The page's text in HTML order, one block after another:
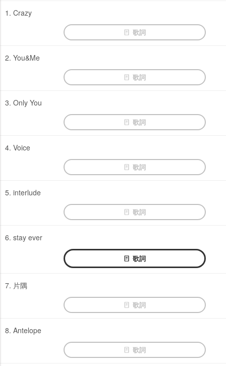
1. Crazy
歌詞
2. You&Me
歌詞
3. Only You
歌詞
4. Voice
歌詞
5. interlude
歌詞
6. stay ever
歌詞
7. 片隅
歌詞
8. Antelope
歌詞